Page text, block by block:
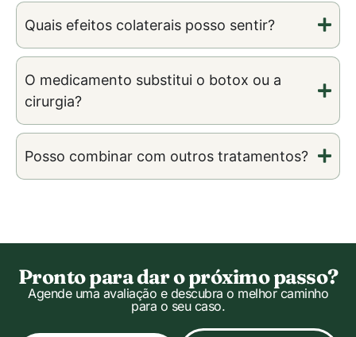
Quais efeitos colaterais posso sentir?
O medicamento substitui o botox ou a
cirurgia?
Posso combinar com outros tratamentos?
Pronto para dar o próximo passo?
Agende uma avaliação e descubra o melhor caminho
para o seu caso.